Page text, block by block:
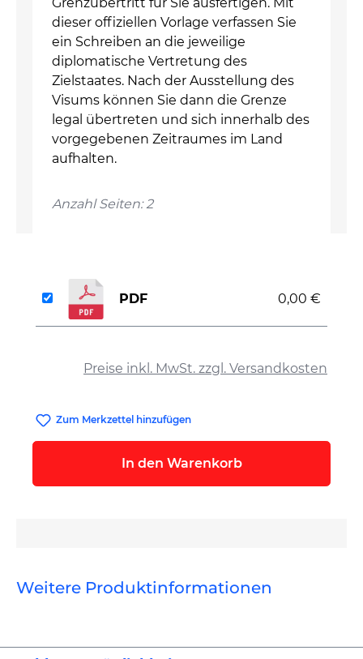
dieser offiziellen Vorlage verfassen Sie
ein Schreiben an die jeweilige
diplomatische Vertretung des
Zielstaates. Nach der Ausstellung des
Visums können Sie dann die Grenze
legal übertreten und sich innerhalb des
vorgegebenen Zeitraumes im Land
aufhalten.
Anzahl Seiten: 2
Preise inkl. MwSt. zzgl. Versandkosten
PDF 0,00 €
Zum Merkzettel hinzufügen
In den Warenkorb
Weitere Produktinformationen